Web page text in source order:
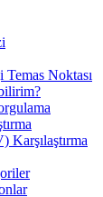
Noktası
Karşılaştırma